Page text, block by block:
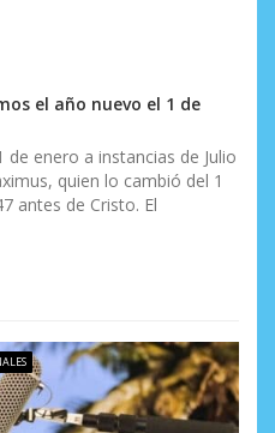
el año nuevo el 1 de
enero a instancias de Julio
quien lo cambió del 1
antes de Cristo. El